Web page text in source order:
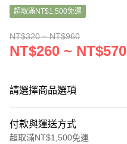
超取滿NT$1,500免運
NT$320 ~ NT$960
NT$260 ~ NT$570
請選擇商品選項
付款與運送方式
超取滿NT$1,500免運